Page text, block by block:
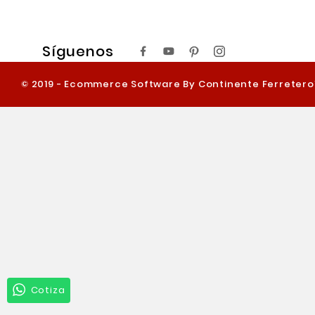
Síguenos
© 2019 - Ecommerce Software By Continente
Cotiza